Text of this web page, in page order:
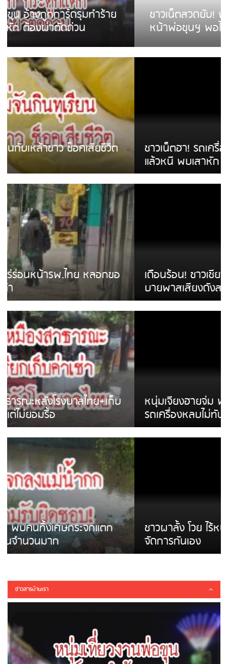
ชาวเน็ตสวดยับ! พบพม่าเร่ขายพวงมาลัย
หน้าพ่อขุนฯ พอไม่ซื้อเดินตาม
ชาวเน็ตฮา! รถเครื่องแม่สายชนป้ายร้านโลงศพ
แล้วหนี พบเสาหัก เบรคหัก หวิดได้ใช้บริการ
เดือนร้อน! ชาวเชียงรายบ่นรถ Isuzu สีขาวซิ่ง
บายพาสเสียงดังสร้างความรำคาญ
หนุ่มเจียงฮายจ่ม พบถังน้ำดื่มตกกลางถนน
รถเครื่องหลบไม่ทันล้มบาดเจ็บ
ชาวผาลั้ง โวย ไร้หน่วยงานดูแล ดินสไลด์ ต้อง
จัดการกันเอง
ข่าวสารบ้านเรา